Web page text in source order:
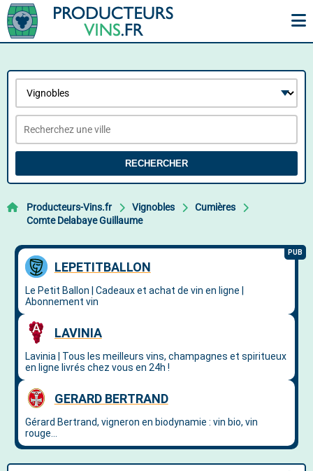
RECHERCHER
Producteurs-Vins.fr Vignobles
Cumières
Comte Delabaye Guillaume